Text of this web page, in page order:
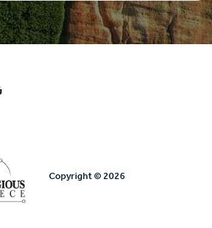
Copyright © 2026